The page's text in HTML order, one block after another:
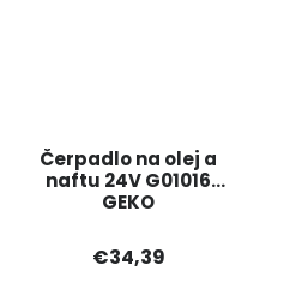
Čerpadlo na olej a
naftu 24V G01016
GEKO
€34,39